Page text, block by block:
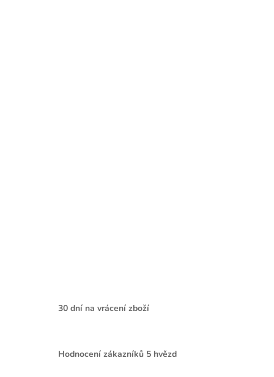
30 dní na vrácení zboží
Hodnocení zákazníků 5 hvězd